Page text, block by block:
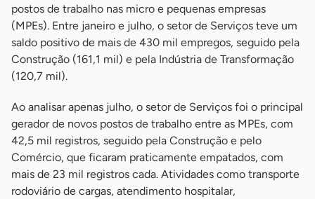
postos de trabalho nas micro e pequenas empresas
(MPEs). Entre janeiro e julho, o setor de Serviços teve um
saldo positivo de mais de 430 mil empregos, seguido pela
Construção (161,1 mil) e pela Indústria de Transformação
(120,7 mil).
Ao analisar apenas julho, o setor de Serviços foi o principal
gerador de novos postos de trabalho entre as MPEs, com
42,5 mil registros, seguido pela Construção e pelo
Comércio, que ficaram praticamente empatados, com
mais de 23 mil registros cada. Atividades como transporte
rodoviário de cargas, atendimento hospitalar,